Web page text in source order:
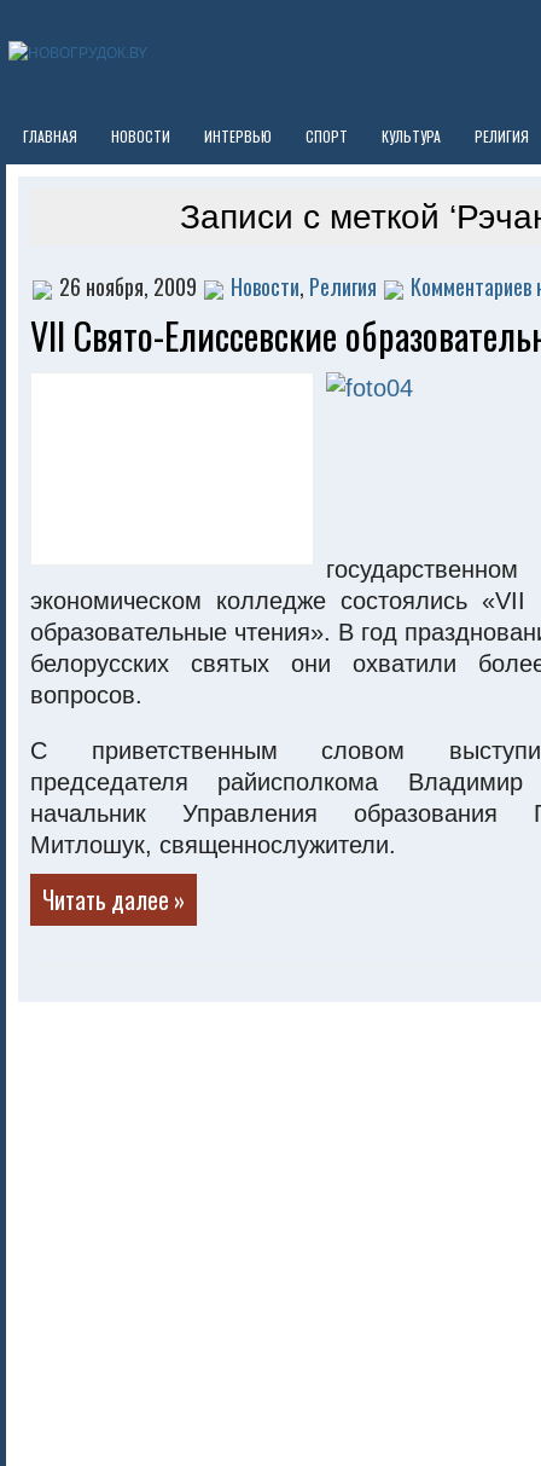
ГЛАВНАЯ НОВОСТИ ИНТЕРВЬЮ СПОРТ КУЛЬТУРА РЕЛИГИЯ
Записи с меткой
26 ноября, 2009 Новости, Религия Комментариев
VII Свято-Елиссевские
экономическом колледже состоялись «VII
образовательные чтения». В год
белорусских святых они охватили
вопросов.
С приветственным словом
председателя райисполкома
начальник Управления образования
Митлошук, священнослужители.
Читать далее »